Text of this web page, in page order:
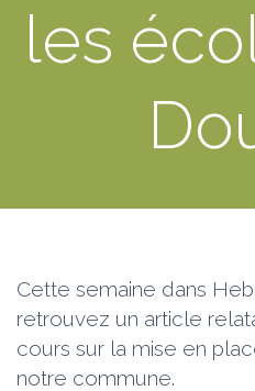
les
Cette semaine dans
retrouvez un article
cours sur la mise en
notre commune.